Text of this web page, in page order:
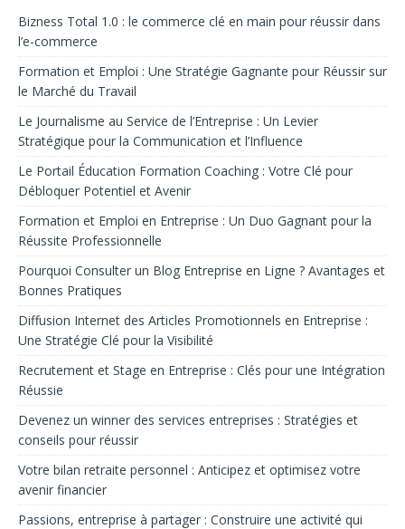
Bizness Total 1.0 : le commerce clé en main pour réussir dans
l’e-commerce
Formation et Emploi : Une Stratégie Gagnante pour Réussir sur
le Marché du Travail
Le Journalisme au Service de l’Entreprise : Un Levier
Stratégique pour la Communication et l’Influence
Le Portail Éducation Formation Coaching : Votre Clé pour
Débloquer Potentiel et Avenir
Formation et Emploi en Entreprise : Un Duo Gagnant pour la
Réussite Professionnelle
Pourquoi Consulter un Blog Entreprise en Ligne ? Avantages et
Bonnes Pratiques
Diffusion Internet des Articles Promotionnels en Entreprise :
Une Stratégie Clé pour la Visibilité
Recrutement et Stage en Entreprise : Clés pour une Intégration
Réussie
Devenez un winner des services entreprises : Stratégies et
conseils pour réussir
Votre bilan retraite personnel : Anticipez et optimisez votre
avenir financier
Passions, entreprise à partager : Construire une activité qui